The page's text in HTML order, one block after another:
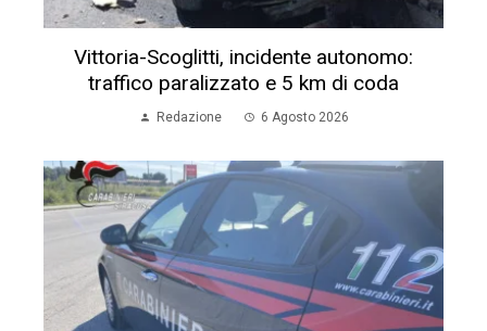
Vittoria-Scoglitti, incidente autonomo:
traffico paralizzato e 5 km di coda
Redazione 6 Agosto 2026